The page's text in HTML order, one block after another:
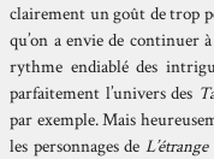
clairement un goût de trop
qu’on a envie de continuer
rythme endiablé des
parfaitement l’univers des
par exemple. Mais
les personnages de